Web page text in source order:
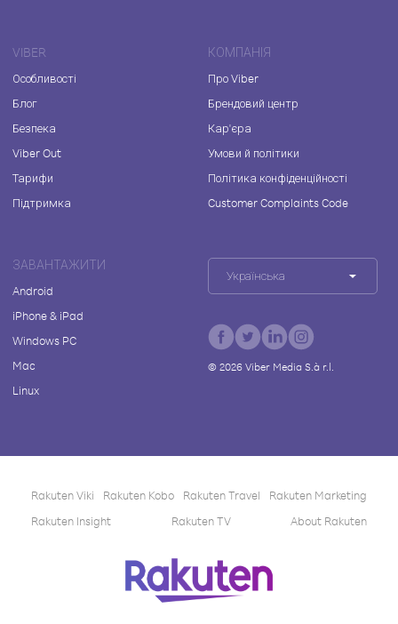
VIBER
Особливості
Блог
Безпека
Viber Out
Тарифи
Підтримка
КОМПАНІЯ
Про Viber
Брендовий центр
Кар'єра
Умови й політики
Політика конфіденційності
Customer Complaints Code
ЗАВАНТАЖИТИ
Android
iPhone & iPad
Windows PC
Mac
Linux
Українська
© 2026Viber Media S.à r.l.
Rakuten Viki Rakuten Kobo Rakuten Travel
Rakuten Marketing
Rakuten Insight
Rakuten TV About Rakuten